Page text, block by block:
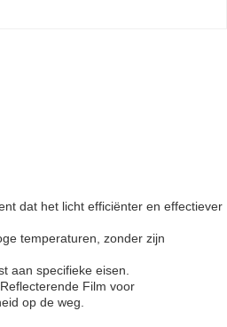
dat het licht efficiënter en effectiever
temperaturen, zonder zijn
aan specifieke eisen.
Film voor
op de weg.